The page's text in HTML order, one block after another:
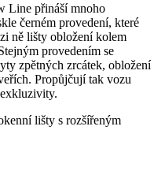
Line přináší mnoho
černém provedení, které
ně lišty obložení kolem
provedením se
zpětných zrcátek, obložení
Propůjčují tak vozu
lišty s rozšířeným